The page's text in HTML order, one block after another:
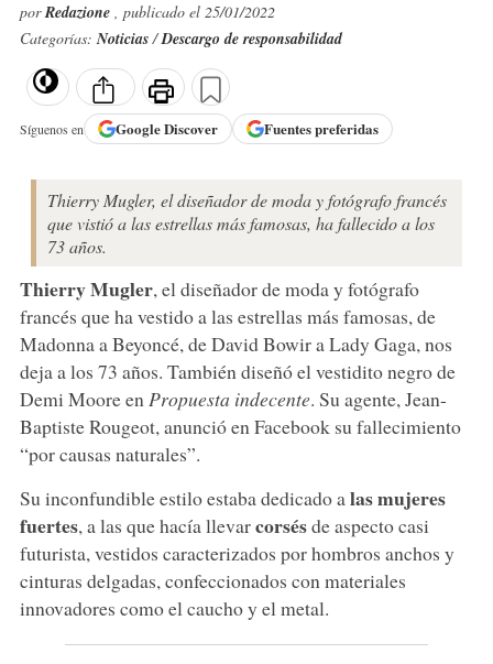
porRedazione , publicado el 25/01/2022
Categorías:Noticias/Descargo de responsabilidad
Síguenos en GoogleDiscover Fuentes preferidas
Thierry Mugler, el diseñador de moda y fotógrafo francés
que vistió a las estrellas más famosas, ha fallecido a los
73 años.
Thierry Mugler, el diseñador de moda y fotógrafo
francés que ha vestido a las estrellas más famosas, de
Madonna a Beyoncé, de David Bowir a Lady Gaga, nos
deja a los 73 años. También diseñó el vestidito negro de
Demi Moore en Propuesta indecente. Su agente, Jean-
Baptiste Rougeot, anunció en Facebook su fallecimiento
“por causas naturales”.
Su inconfundible estilo estaba dedicado a las mujeres
fuertes, a las que hacía llevarcorsésde aspecto casi
futurista, vestidos caracterizados por hombros anchos y
cinturas delgadas, confeccionados con materiales
innovadores como el caucho y el metal.